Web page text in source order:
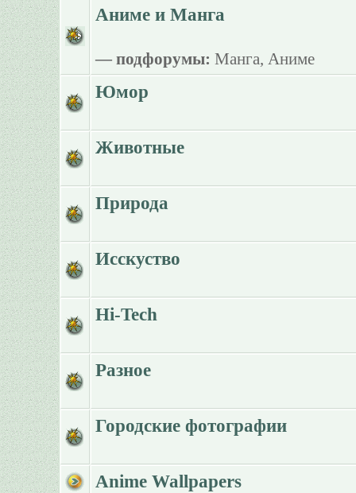
Аниме и Манга
— подфорумы: Манга, Аниме
Юмор
Животные
Природа
Исскуство
Hi-Tech
Разное
Городские фотографии
Anime Wallpapers